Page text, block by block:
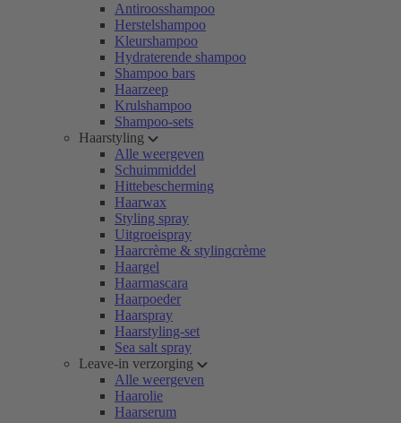
Antiroosshampoo
Herstelshampoo
Kleurshampoo
Hydraterende shampoo
Shampoo bars
Haarzeep
Krulshampoo
Shampoo-sets
Haarstyling
Alle weergeven
Schuimmiddel
Hittebescherming
Haarwax
Styling spray
Uitgroeispray
Haarcrème & stylingcrème
Haargel
Haarmascara
Haarpoeder
Haarspray
Haarstyling-set
Sea salt spray
Leave-in verzorging
Alle weergeven
Haarolie
Haarserum